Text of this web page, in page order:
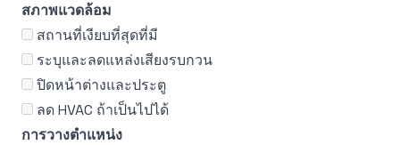
สภาพแวดล้อม
สถานที่เงียบที่สุดที่มี
ระบุและลดแหล่งเสียงรบกวน
ปิดหน้าต่างและประตู
ลด HVAC ถ้าเป็นไปได้
การวางตำแหน่ง